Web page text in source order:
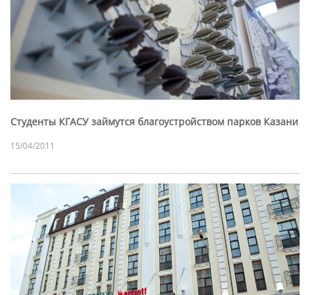
Студенты КГАСУ займутся благоустройством парков Казани
15/04/2011